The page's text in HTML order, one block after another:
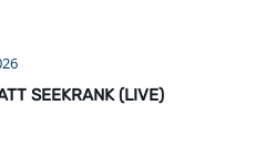
SEEKRANK (LIVE)